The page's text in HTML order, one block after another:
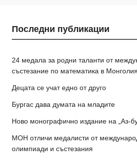
Последни публикации
24 медала за родни таланти от
състезание по математика в Монголия
Децата се учат едно от друго
Бургас дава думата на младите
Ново монографично издание на „Аз-
МОН отличи медалисти от
олимпиади и състезания